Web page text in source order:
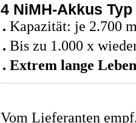
4 NiMH-Akkus
Kapazität: je 2.700
Bis zu 1.000 x
Extrem lange
Vom Lieferanten